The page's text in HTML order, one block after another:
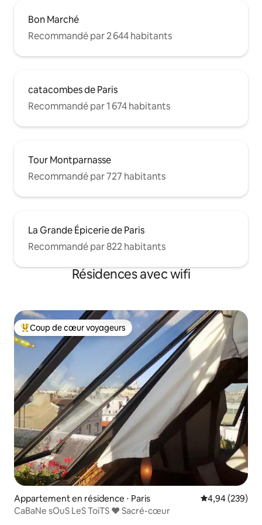
Bon Marché
Recommandé par 2 644 habitants
catacombes de Paris
Recommandé par 1 674 habitants
Tour Montparnasse
Recommandé par 727 habitants
La Grande Épicerie de Paris
Recommandé par 822 habitants
Résidences avec wifi
Coups de cœur voyageurs les plus appréciés
Coup de cœur voyageurs
Appartement en résidence ⋅ Paris Évaluation
4,94 (239)
CaBaNe sOuS LeS ToiTS ♥ Sacré-cœur